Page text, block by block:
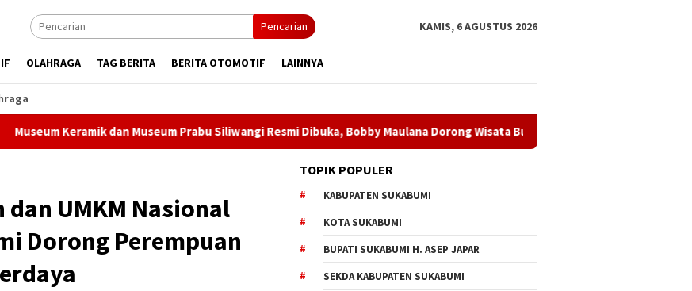
Pencarian KAMIS, 6 AGUSTUS 2026
OLAHRAGA TAG BERITA BERITA OTOMOTIF LAINNYA
dan Museum Prabu Siliwangi Resmi Dibuka, Bobby Maulana Dorong Wisata Budaya Kota Sukabumi
UMKM Nasional
Dorong Perempuan
TOPIK POPULER
KABUPATEN SUKABUMI
KOTA SUKABUMI
BUPATI SUKABUMI H. ASEP JAPAR
SEKDA KABUPATEN SUKABUMI